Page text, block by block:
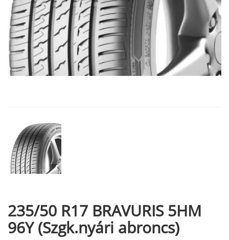
235/50 R17 BRAVURIS 5HM
96Y (Szgk.nyári abroncs)